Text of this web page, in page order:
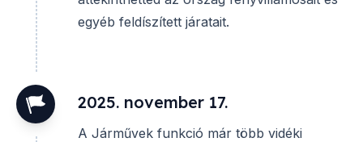
egyéb feldíszített járatait.
2025. november 17.
A Járművek funkció már több vidéki